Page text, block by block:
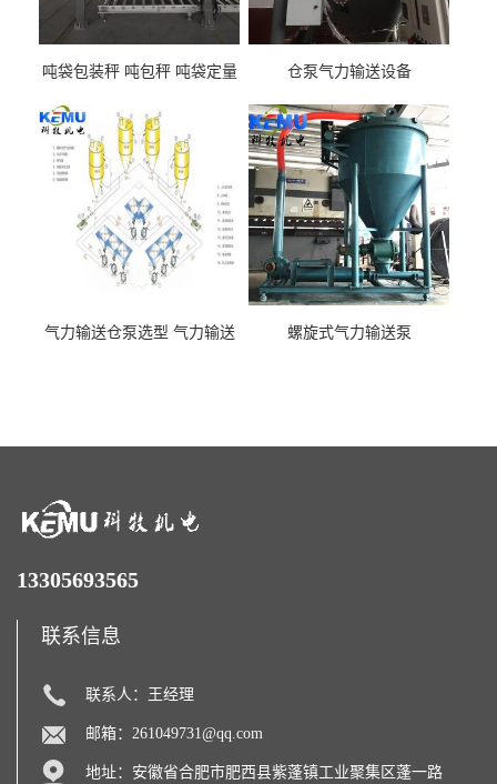
吨袋包装秤 吨包秤 吨袋定量
仓泵气力输送设备
气力输送仓泵选型 气力输送
螺旋式气力输送泵
13305693565
联系信息
联系人：王经理
邮箱： 261049731@qq.com
地址：安徽省合肥市肥西县紫蓬镇工业聚集区蓬一路